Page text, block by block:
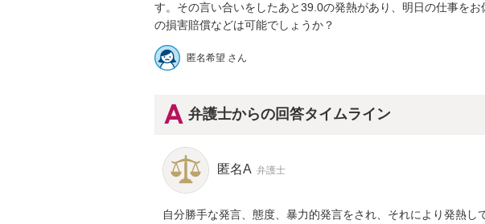
す。その言い合いをしたあと39.0の発熱があり、明日の仕事を
の損害賠償などは可能でしょうか？
匿名希望 さん
弁護士からの回答タイムライン
匿名A 弁護士
自分勝手な発言、態度、暴力的発言をされ、それにより発熱し